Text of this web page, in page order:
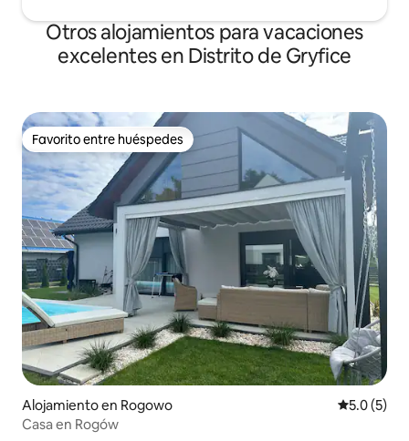
Otros alojamientos para vacaciones
excelentes en Distrito de Gryfice
Favorito entre huéspedes
Favorito entre huéspedes
Alojamiento en Rogowo
5.0 (5)
Casa en Rogów